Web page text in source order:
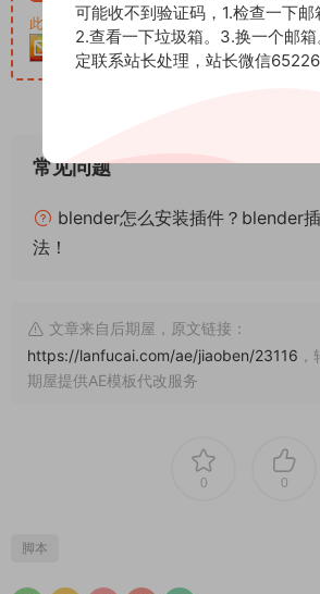
此资源购买后30天内可下载。客服QQ：
常见问题
blender怎么安装插件？blender
法！
文章来自后期屋，原文链接：
https://lanfucai.com/ae/jiaoben/23116
期屋提供AE模板代改服务
0 0
脚本
可能收不到验证码，1.检查一下邮
2.查看一下垃圾箱。3.换一个邮
定联系站长处理，站长微信